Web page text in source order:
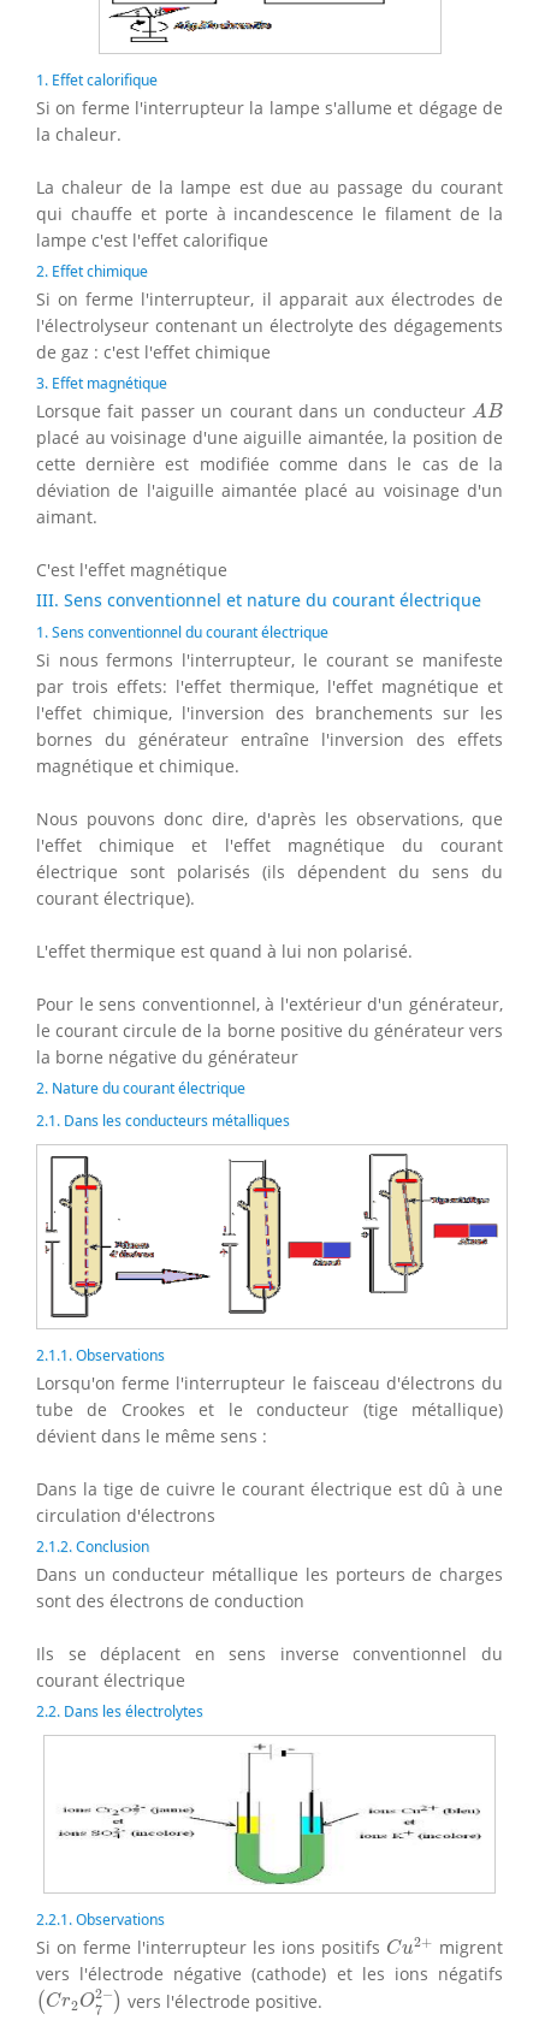
1. Effet calorifique
Si on ferme l'interrupteur la lampe s'allume et dégage de
la chaleur.
La chaleur de la lampe est due au passage du courant
qui chauffe et porte à incandescence le filament de la
lampe c'est l'effet calorifique
2. Effet chimique
Si on ferme l'interrupteur, il apparait aux électrodes de
l'électrolyseur contenant un électrolyte des dégagements
de gaz : c'est l'effet chimique
3. Effet magnétique
Lorsque fait passer un courant dans un conducteur AB
A B
placé au voisinage d'une aiguille aimantée, la position de
cette dernière est modifiée comme dans le cas de la
déviation de l'aiguille aimantée placé au voisinage d'un
aimant.
C'est l'effet magnétique
III. Sens conventionnel et nature du courant électrique
1. Sens conventionnel du courant électrique
Si nous fermons l'interrupteur, le courant se manifeste
par trois effets: l'effet thermique, l'effet magnétique et
l'effet chimique, l'inversion des branchements sur les
bornes du générateur entraîne l'inversion des effets
magnétique et chimique.
Nous pouvons donc dire, d'après les observations, que
l'effet chimique et l'effet magnétique du courant
électrique sont polarisés (ils dépendent du sens du
courant électrique).
L'effet thermique est quand à lui non polarisé.
Pour le sens conventionnel, à l'extérieur d'un générateur,
le courant circule de la borne positive du générateur vers
la borne négative du générateur
2. Nature du courant électrique
2.1. Dans les conducteurs métalliques
2.1.1. Observations
Lorsqu'on ferme l'interrupteur le faisceau d'électrons du
tube de Crookes et le conducteur (tige métallique)
dévient dans le même sens :
Dans la tige de cuivre le courant électrique est dû à une
circulation d'électrons
2.1.2. Conclusion
Dans un conducteur métallique les porteurs de charges
sont des électrons de conduction
Ils se déplacent en sens inverse conventionnel du
courant électrique
2.2. Dans les électrolytes
2.2.1. Observations
Si on ferme l'interrupteur les ions positifs Cu2+
Cu 2+ migrent
vers l'électrode négative (cathode) et les ions négatifs
( Cr2O2−
7
)
(Cr2 O72−)vers l'électrode positive.